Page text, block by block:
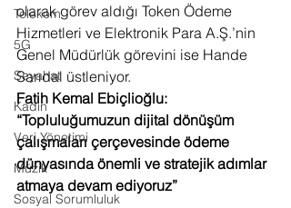
Telekom
5G
Seyahat
Kadın
Veri Yönetimi
Müzik
Sosyal Sorumluluk
olarak görev aldığı Token Ödeme
Hizmetleri ve Elektronik Para A.Ş.’nin
Genel Müdürlük görevini ise Hande
Sarıdal üstleniyor.
Fatih Kemal Ebiçlioğlu:
“Topluluğumuzun dijital dönüşüm
çalışmaları çerçevesinde ödeme
dünyasında önemli ve stratejik adımlar
atmaya devam ediyoruz”